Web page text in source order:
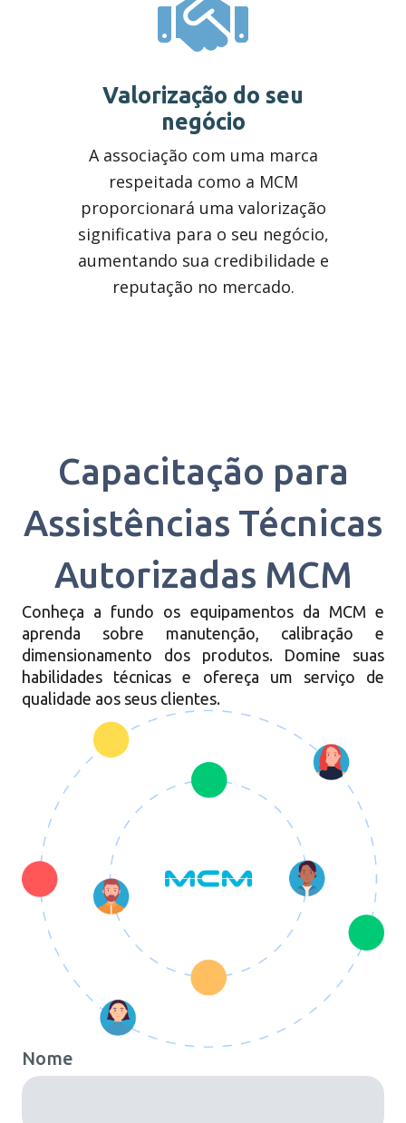
Seja nosso parceiro
Agende seu Treinamento
Downloads
Recuperação Judicial
Valorização do seu
negócio
A associação com uma marca
respeitada como a MCM
proporcionará uma valorização
significativa para o seu negócio,
aumentando sua credibilidade e
reputação no mercado.
Capacitação para
Assistências Técnicas
Autorizadas MCM
Conheça a fundo os equipamentos da MCM e
aprenda sobre manutenção, calibração e
dimensionamento dos produtos. Domine suas
habilidades técnicas e ofereça um serviço de
qualidade aos seus clientes.
Nome